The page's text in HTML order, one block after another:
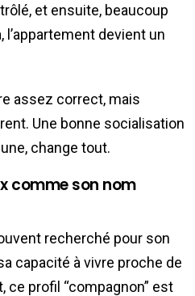
et ensuite, beaucoup
l’appartement devient un
assez correct, mais
Une bonne socialisation
change tout.
comme son nom
recherché pour son
capacité à vivre proche de
ce profil “compagnon” est